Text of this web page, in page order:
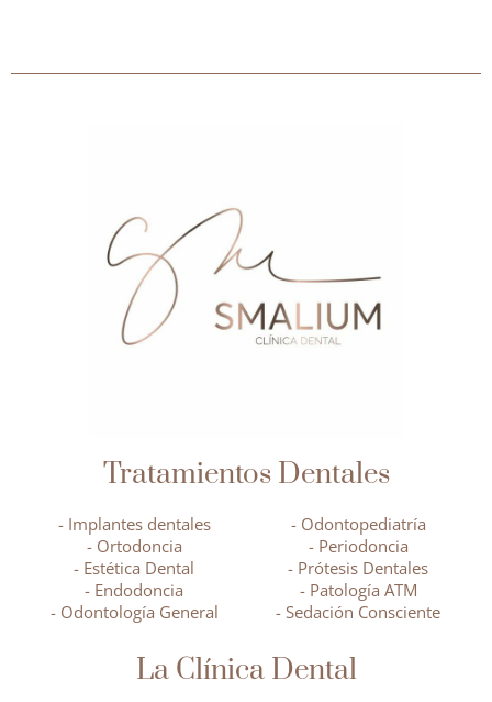
Tratamientos Dentales
- Implantes dentales
- Ortodoncia
- Estética Dental
- Endodoncia
- Odontología General
- Odontopediatría
- Periodoncia
- Prótesis Dentales
- Patología ATM
- Sedación Consciente
La Clínica Dental